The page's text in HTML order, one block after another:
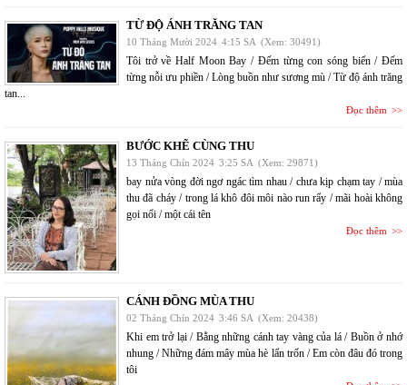
TỪ ĐỘ ÁNH TRĂNG TAN
10 Tháng Mười 2024 4:15 SA (Xem: 30491)
Tôi trở về Half Moon Bay / Đếm từng con sóng biển / Đếm
từng nỗi ưu phiền / Lòng buồn như sương mù / Từ độ ánh trăng
tan...
Đọc thêm
BƯỚC KHẼ CÙNG THU
13 Tháng Chín 2024 3:25 SA (Xem: 29871)
bay nửa vòng đời ngơ ngác tìm nhau / chưa kịp chạm tay / mùa
thu đã cháy / trong lá khô đôi môi nào run rẩy / mãi hoài không
gọi nổi / một cái tên
Đọc thêm
CÁNH ĐỒNG MÙA THU
02 Tháng Chín 2024 3:46 SA (Xem: 20438)
Khi em trở lại / Bằng những cánh tay vàng của lá / Buồn ở nhớ
nhung / Những đám mây mùa hè lẩn trốn / Em còn đâu đó trong
tôi